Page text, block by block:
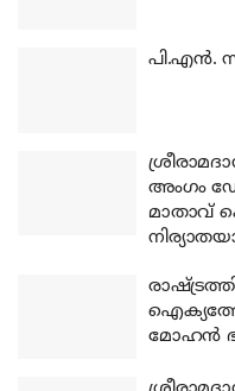
പി.എന്‍.
അംഗം
മാതാവ്
മോഹന്‍